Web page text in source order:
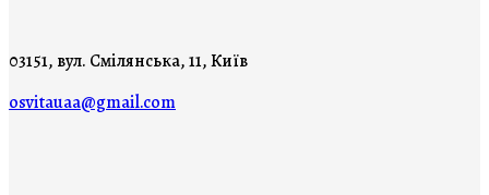
03151, вул. Смілянська, 11, Київ
osvitauaa@gmail.com